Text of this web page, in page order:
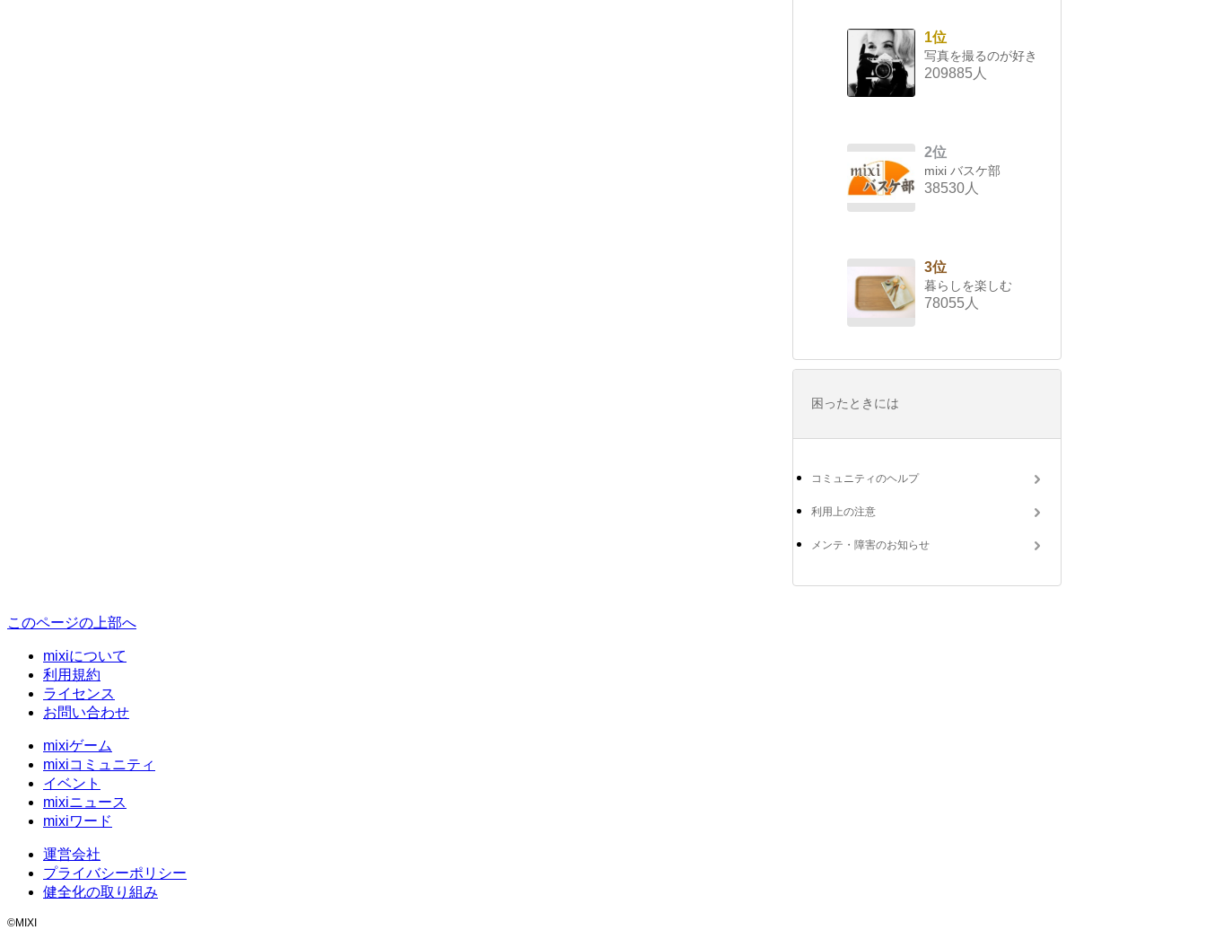
1位
写真を撮るのが好き
209885人
2位
mixi バスケ部
38530人
3位
暮らしを楽しむ
78055人
困ったときには
コミュニティのヘルプ
利用上の注意
メンテ・障害のお知らせ
このページの上部へ
mixiについて
利用規約
ライセンス
お問い合わせ
mixiゲーム
mixiコミュニティ
イベント
mixiニュース
mixiワード
運営会社
プライバシーポリシー
健全化の取り組み
©MIXI